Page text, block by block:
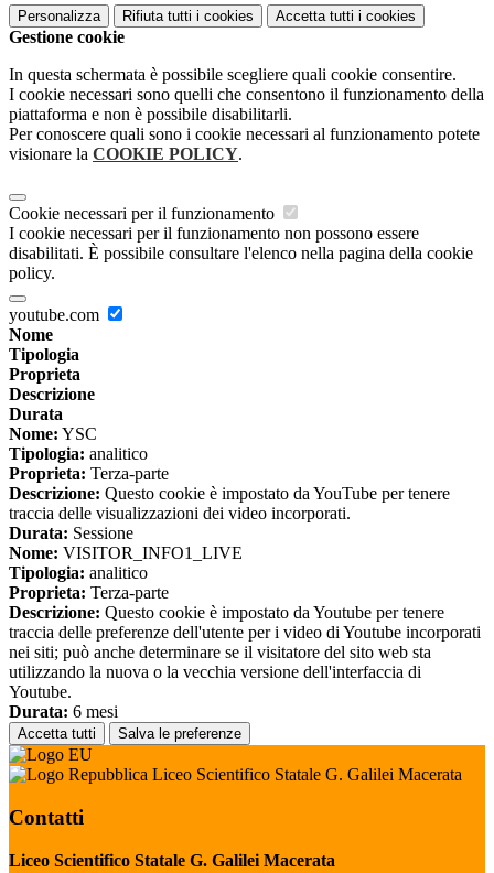
Personalizza Rifiuta tutti i cookies Accetta tutti i cookies
Gestione cookie
In questa schermata è possibile scegliere quali cookie consentire.
I cookie necessari sono quelli che consentono il funzionamento della
piattaforma e non è possibile disabilitarli.
Per conoscere quali sono i cookie necessari al funzionamento potete
visionare la COOKIE POLICY.
Cookie necessari per il funzionamento
I cookie necessari per il funzionamento non possono essere
disabilitati. È possibile consultare l'elenco nella pagina della cookie
policy.
youtube.com
Nome
Tipologia
Proprieta
Descrizione
Durata
Nome: YSC
Tipologia: analitico
Proprieta: Terza-parte
Descrizione: Questo cookie è impostato da YouTube per tenere
traccia delle visualizzazioni dei video incorporati.
Durata: Sessione
Nome: VISITOR_INFO1_LIVE
Tipologia: analitico
Proprieta: Terza-parte
Descrizione: Questo cookie è impostato da Youtube per tenere
traccia delle preferenze dell'utente per i video di Youtube incorporati
nei siti; può anche determinare se il visitatore del sito web sta
utilizzando la nuova o la vecchia versione dell'interfaccia di
Youtube.
Durata: 6 mesi
Accetta tutti Salva le preferenze
Liceo Scientifico Statale G. Galilei Macerata
Contatti
Liceo Scientifico Statale G. Galilei Macerata